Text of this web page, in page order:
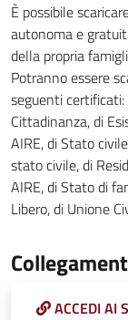
È possibile
autonoma e
della propria
Potranno essere
seguenti
Cittadinanza, di
AIRE, di Stato
stato civile, di
AIRE, di Stato di
Libero, di Unione
ACCEDI AI